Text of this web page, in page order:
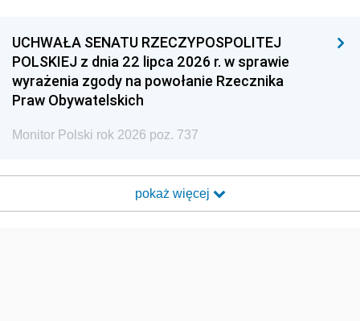
UCHWAŁA SENATU RZECZYPOSPOLITEJ
POLSKIEJ z dnia 22 lipca 2026 r. w sprawie
wyrażenia zgody na powołanie Rzecznika
Praw Obywatelskich
Monitor Polski rok 2026 poz. 737
pokaż więcej